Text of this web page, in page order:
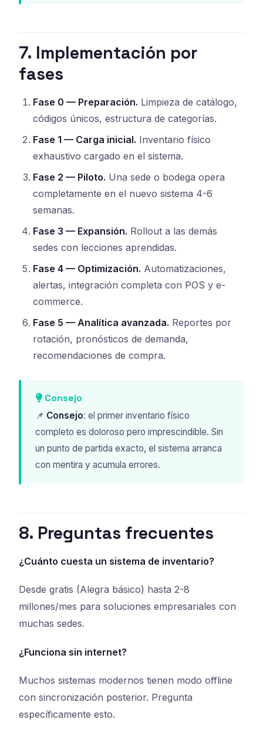
7. Implementación por
fases
Fase 0 — Preparación. Limpieza de catálogo,
códigos únicos, estructura de categorías.
Fase 1 — Carga inicial. Inventario físico
exhaustivo cargado en el sistema.
Fase 2 — Piloto. Una sede o bodega opera
completamente en el nuevo sistema 4-6
semanas.
Fase 3 — Expansión. Rollout a las demás
sedes con lecciones aprendidas.
Fase 4 — Optimización. Automatizaciones,
alertas, integración completa con POS y e-
commerce.
Fase 5 — Analítica avanzada. Reportes por
rotación, pronósticos de demanda,
recomendaciones de compra.
Consejo
📌 Consejo: el primer inventario físico
completo es doloroso pero imprescindible. Sin
un punto de partida exacto, el sistema arranca
con mentira y acumula errores.
8. Preguntas frecuentes
¿Cuánto cuesta un sistema de inventario?
Desde gratis (Alegra básico) hasta 2-8
millones/mes para soluciones empresariales con
muchas sedes.
¿Funciona sin internet?
Muchos sistemas modernos tienen modo offline
con sincronización posterior. Pregunta
específicamente esto.